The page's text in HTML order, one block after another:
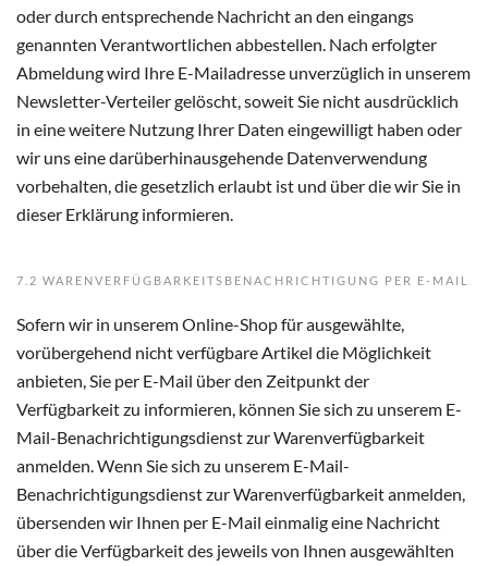
oder durch entsprechende Nachricht an den eingangs
genannten Verantwortlichen abbestellen. Nach erfolgter
Abmeldung wird Ihre E-Mailadresse unverzüglich in unserem
Newsletter-Verteiler gelöscht, soweit Sie nicht ausdrücklich
in eine weitere Nutzung Ihrer Daten eingewilligt haben oder
wir uns eine darüberhinausgehende Datenverwendung
vorbehalten, die gesetzlich erlaubt ist und über die wir Sie in
dieser Erklärung informieren.
7.2 WARENVERFÜGBARKEITSBENACHRICHTIGUNG PER E-MAIL
Sofern wir in unserem Online-Shop für ausgewählte,
vorübergehend nicht verfügbare Artikel die Möglichkeit
anbieten, Sie per E-Mail über den Zeitpunkt der
Verfügbarkeit zu informieren, können Sie sich zu unserem E-
Mail-Benachrichtigungsdienst zur Warenverfügbarkeit
anmelden. Wenn Sie sich zu unserem E-Mail-
Benachrichtigungsdienst zur Warenverfügbarkeit anmelden,
übersenden wir Ihnen per E-Mail einmalig eine Nachricht
über die Verfügbarkeit des jeweils von Ihnen ausgewählten